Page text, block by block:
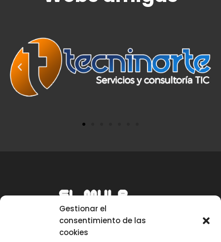
Gestionar el
consentimiento de las
cookies